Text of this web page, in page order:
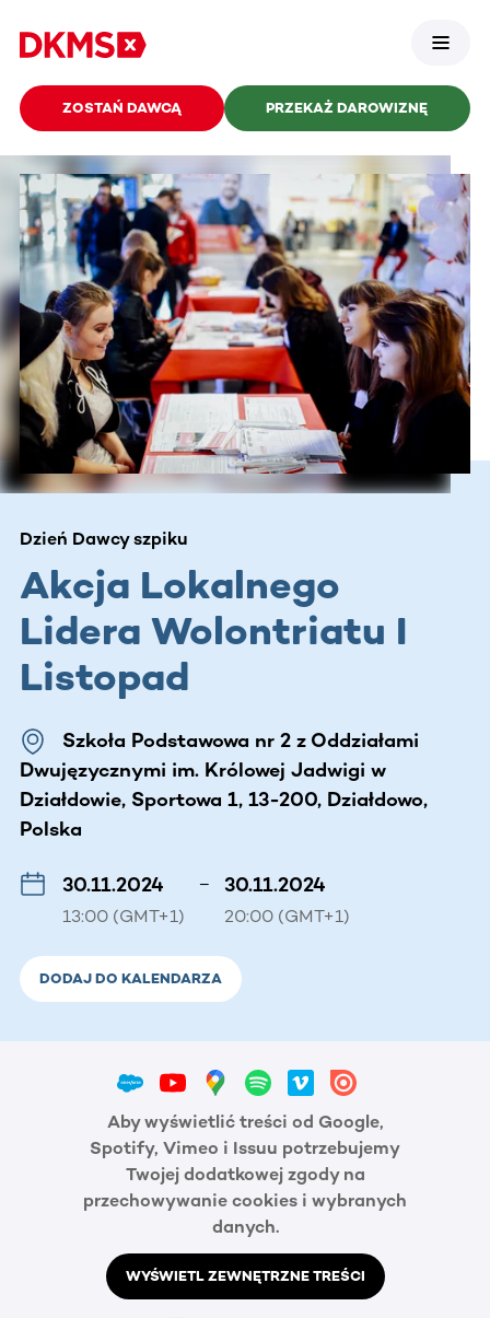
ZOSTAŃ DAWCĄ PRZEKAŻ DAROWIZNĘ
Dzień Dawcy szpiku
Akcja Lokalnego
Lidera Wolontriatu I
Listopad
Szkoła Podstawowa nr 2 z Oddziałami
Dwujęzycznymi im. Królowej Jadwigi w
Działdowie, Sportowa 1, 13-200, Działdowo,
Polska
30.11.2024
13:00 (GMT+1)
– 30.11.2024
20:00 (GMT+1)
DODAJ DO KALENDARZA
Aby wyświetlić treści od Google,
Spotify, Vimeo i Issuu potrzebujemy
Twojej dodatkowej zgody na
przechowywanie cookies i wybranych
danych.
WYŚWIETL ZEWNĘTRZNE TREŚCI